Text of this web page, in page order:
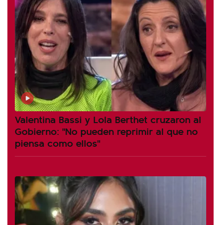
Valentina Bassi y Lola Berthet cruzaron al
Gobierno: "No pueden reprimir al que no
piensa como ellos"